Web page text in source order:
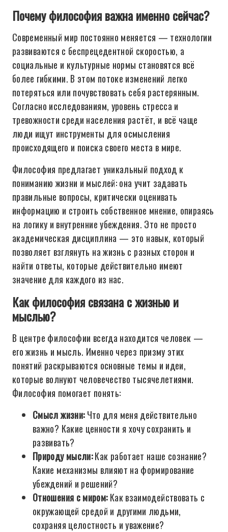
Почему философия важна именно сейчас?
Современный мир постоянно меняется — технологии
развиваются с беспрецедентной скоростью, а
социальные и культурные нормы становятся всё
более гибкими. В этом потоке изменений легко
потеряться или почувствовать себя растерянным.
Согласно исследованиям, уровень стресса и
тревожности среди населения растёт, и всё чаще
люди ищут инструменты для осмысления
происходящего и поиска своего места в мире.
Философия предлагает уникальный подход к
пониманию жизни и мыслей: она учит задавать
правильные вопросы, критически оценивать
информацию и строить собственное мнение, опираясь
на логику и внутренние убеждения. Это не просто
академическая дисциплина — это навык, который
позволяет взглянуть на жизнь с разных сторон и
найти ответы, которые действительно имеют
значение для каждого из нас.
Как философия связана с жизнью и
мыслью?
В центре философии всегда находится человек —
его жизнь и мысль. Именно через призму этих
понятий раскрываются основные темы и идеи,
которые волнуют человечество тысячелетиями.
Философия помогает понять:
Смысл жизни:Что для меня действительно
важно? Какие ценности я хочу сохранить и
развивать?
Природу мысли:Как работает наше сознание?
Какие механизмы влияют на формирование
убеждений и решений?
Отношения с миром:Как взаимодействовать с
окружающей средой и другими людьми,
сохраняя целостность и уважение?